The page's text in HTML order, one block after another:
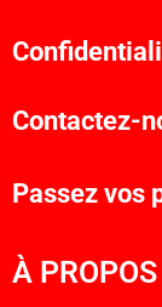
Contactez-
Passez vos
À PROPOS